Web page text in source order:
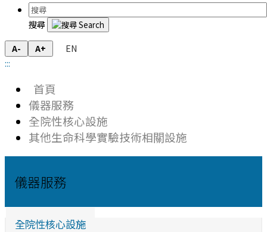
搜尋
A- A+
EN
:::
首頁
儀器服務
全院性核心設施
其他生命科學實驗技術相關設施
儀器服務
全院性核心設施